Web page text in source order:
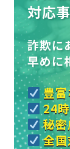
対応
詐欺に
早めに
豊富
24
秘
全国